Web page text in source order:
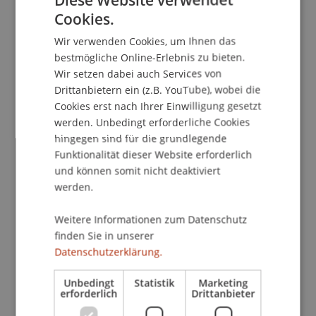
229 Neueinschreibungen der Jahre 2013 bis 2024.
Diese Entwicklung ist besonders erfreulich, da die
Studierendenzahlen an verschiedenen
Universitäten in Deutschland und Österreich
dieses Jahr voraussichtlich rückläufig sein
werden. Die Qualität der Lehre und Forschung
wird durch internationale Akkreditierungen
bestätigt, etwa die Re-Akkreditierung der
Architekturstudiengänge durch das Royal
Institute of British Architects (RIBA) im Jahr 2024.
Die Universität zieht Studierende aus über 40
Nationen an, was ihre Internationalität
unterstreicht.
Trotz der guten Zahlen betont Rektor Frommelt,
dass „die Uni Liechtenstein sich in einem sehr
kompetitiven Umfeld bewegt". Mit Blick auf die
Zukunft sei das oberste Ziel, „dieses Niveau zu
Cookies.
Wir verwenden Cookies, um Ihnen das
bestmögliche Online-Erlebnis zu bieten.
Wir setzen dabei auch Services von
Drittanbietern ein (z.B. YouTube), wobei die
Cookies erst nach Ihrer Einwilligung gesetzt
werden. Unbedingt erforderliche Cookies
hingegen sind für die grundlegende
Funktionalität dieser Website erforderlich
und können somit nicht deaktiviert
werden.
Weitere Informationen zum Datenschutz
finden Sie in unserer
Datenschutzerklärung.
Unbedingt
erforderlich
Statistik Marketing
Drittanbieter